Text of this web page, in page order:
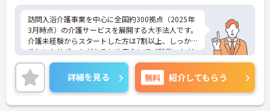
訪問入浴介護事業を中心に全国約300拠点（2025年
3月時点）の介護サービスを展開する大手法人です。
介護未経験からスタートした方は7割以上、しっか
りとしたサポートがあるため安心してご就業いただ
けます。お風呂に入れなくて困っている方に、手を
差し伸べてあげられるとてもやりがいのあるお仕事
です。ご興味ある方には、面接対策ポイントなど、
さらに詳細をお話しいたしますのでお気軽にご相談
ください！
詳細を見る 無料 紹介してもらう